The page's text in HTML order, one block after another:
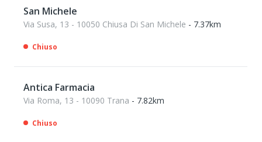
San Michele
Via Susa, 13 - 10050 Chiusa Di San Michele - 7.37km
Chiuso
Antica Farmacia
Via Roma, 13 - 10090 Trana - 7.82km
Chiuso